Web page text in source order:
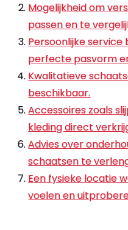
Mogelijkheid om
passen en te
Persoonlijke service
perfecte pasvorm
Kwalitatieve
beschikbaar.
Accessoires zoals
kleding direct
Advies over
schaatsen te
Een fysieke locatie
voelen en